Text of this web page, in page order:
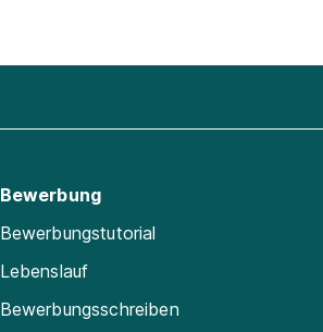
Bewerbung
Bewerbungstutorial
Lebenslauf
Bewerbungsschreiben